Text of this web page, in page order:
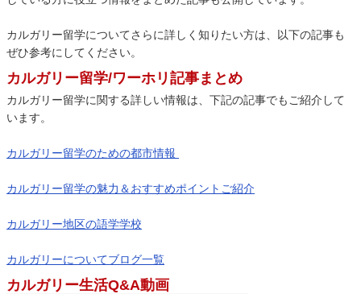
カルガリー留学についてさらに詳しく知りたい方は、以下の記事も
ぜひ参考にしてください。
カルガリー留学/ワーホリ記事まとめ
カルガリー留学に関する詳しい情報は、下記の記事でもご紹介して
います。
カルガリー留学のための都市情報
カルガリー留学の魅力＆おすすめポイントご紹介
カルガリー地区の語学学校
カルガリーについてブログ一覧
カルガリー生活Q&A動画